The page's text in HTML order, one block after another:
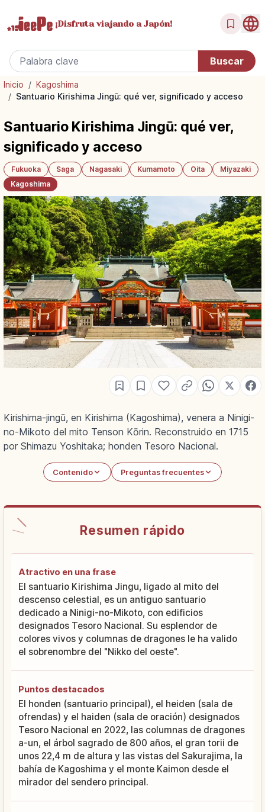
¡Disfrutaviajando a Japón!
Inicio / Kagoshima
/ Santuario Kirishima Jingū: qué ver, significado y acceso
Santuario Kirishima Jingū: qué ver,
significado y acceso
Fukuoka Saga Nagasaki Kumamoto Oita
Miyazaki
Kagoshima
Kirishima-jingū, en Kirishima (Kagoshima), venera a Ninigi-
no-Mikoto del mito Tenson Kōrin. Reconstruido en 1715
por Shimazu Yoshitaka; honden Tesoro Nacional.
Contenido Preguntas frecuentes
Resumen rápido
Atractivo en una frase
El santuario Kirishima Jingu, ligado al mito del
descenso celestial, es un antiguo santuario
dedicado a Ninigi-no-Mikoto, con edificios
designados Tesoro Nacional. Su esplendor de
colores vivos y columnas de dragones le ha valido
el sobrenombre del "Nikko del oeste".
Puntos destacados
El honden (santuario principal), el heiden (sala de
ofrendas) y el haiden (sala de oración) designados
Tesoro Nacional en 2022, las columnas de dragones
a-un, el árbol sagrado de 800 años, el gran torii de
unos 22,4 m de altura y las vistas del Sakurajima, la
bahía de Kagoshima y el monte Kaimon desde el
mirador del sendero principal.